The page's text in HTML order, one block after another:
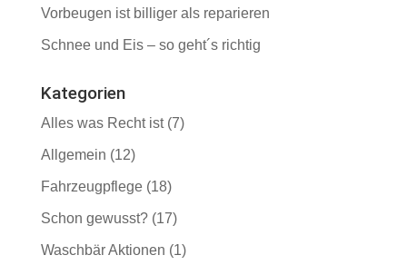
Vorbeugen ist billiger als reparieren
Schnee und Eis – so geht´s richtig
Kategorien
Alles was Recht ist(7)
Allgemein (12)
Fahrzeugpflege(18)
Schon gewusst?(17)
Waschbär Aktionen (1)